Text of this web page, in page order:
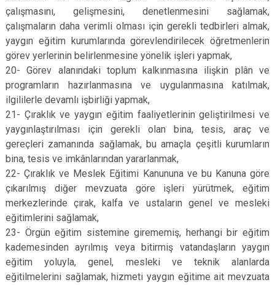
çalışmasını, gelişmesini, denetlenmesini sağlamak,
çalışmaların daha verimli olması için gerekli tedbirleri almak,
yaygın eğitim kurumlarında görevlendirilecek öğretmenlerin
görev yerlerinin belirlenmesine yönelik işleri yapmak,
20- Görev alanındaki toplum kalkınmasına ilişkin plân ve
programların hazırlanmasına ve uygulanmasına katılmak,
ilgililerle devamlı işbirliği yapmak,
21- Çıraklık ve yaygın eğitim faaliyetlerinin geliştirilmesi ve
yaygınlaştırılması için gerekli olan bina, tesis, araç ve
gereçleri zamanında sağlamak, bu amaçla çeşitli kurumların
bina, tesis ve imkânlarından yararlanmak,
22- Çıraklık ve Meslek Eğitimi Kanununa ve bu Kanuna göre
çıkarılmış diğer mevzuata göre işleri yürütmek, eğitim
merkezlerinde çırak, kalfa ve ustaların genel ve mesleki
eğitimlerini sağlamak,
23- Örgün eğitim sistemine girememiş, herhangi bir eğitim
kademesinden ayrılmış veya bitirmiş vatandaşların yaygın
eğitim yoluyla, genel, mesleki ve teknik alanlarda
eğitilmelerini sağlamak, hizmeti yaygın eğitime ait mevzuata